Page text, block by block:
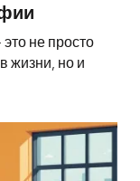
не просто
жизни, но и